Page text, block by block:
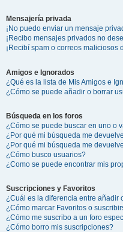
Mensajería privada
¡No puedo enviar un mensaje
¡Recibo mensajes privados no
¡Recibí spam o correos maliciosos
Amigos e Ignorados
¿Qué es la lista de Mis Amigos e
¿Cómo se puede añadir o borrar
Búsqueda en los foros
¿Cómo se puede buscar en uno o
¿Por qué mi búsqueda me
¿Por qué mi búsqueda me
¿Cómo busco usuarios?
¿Como se puede encontrar mis
Suscripciones y Favoritos
¿Cuál es la diferencia entre añadir
¿Cómo marcar Favoritos o
¿Cómo me suscribo a un foro
¿Cómo borro mis suscripciones?